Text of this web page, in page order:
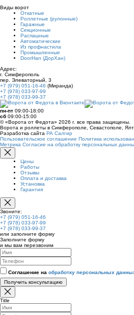
Виды ворот
Откатные
Роллетные (рулонные)
Гаражные
Секционные
Распашные
Автоматические
Из профнастила
Промышленные
DoorHan (ДорХан)
Адрес:
г. Симферополь
пер. Элеваторный, 3
+7 (979) 051-16-46 (Миранда)
+7 (978) 033-97-99
+7 (978) 033-99-37
пн-пт 09:00-18:00
сб 09:00-15:00
© «Ворота от Федота» 2026 г. все права защищены.
Ворота и роллеты в Симферополе, Севастополе,
Разработка сайта РА Салгир
Пользовательское соглашение Политика
Метрика Согласие на обработку персональных
Цены
Работы
Отзывы
Оплата и доставка
Установка
Гарантия
Звоните:
+7 (979) 051-16-46
+7 (978) 033-97-99
+7 (978) 033-99-37
или заполните форму
Заполните форму
и мы вам перезвоним
Соглашение на обработку персональных
Получить консультацию
Title